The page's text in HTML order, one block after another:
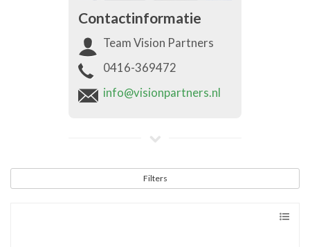
Contactinformatie
Team Vision Partners
0416-369472
info@visionpartners.nl
Filters